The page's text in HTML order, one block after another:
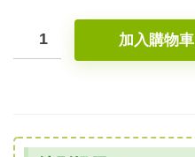
加入購物車